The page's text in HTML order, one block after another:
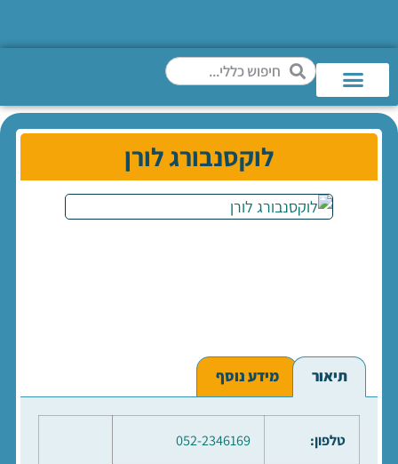
לוקסנבורג לורן
תיאור מידע נוסף
טלפון: 052-2346169